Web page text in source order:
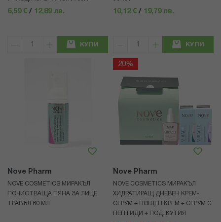
6,59 € / 12,89 лв.
КУПИ
10,12 € / 19,79 лв.
КУПИ
Nove Pharm
NOVE COSMETICS МИРАКЪЛ
ПОЧИСТВАЩА ПЯНА ЗА ЛИЦЕ
ТРАВЪЛ 60 МЛ
20%
Nove Pharm
NOVE COSMETICS МИРАКЪЛ
ХИДРАТИРАЩ ДНЕВЕН КРЕМ-
СЕРУМ + НОЩЕН КРЕМ + СЕРУМ С
ПЕПТИДИ + ПОД. КУТИЯ